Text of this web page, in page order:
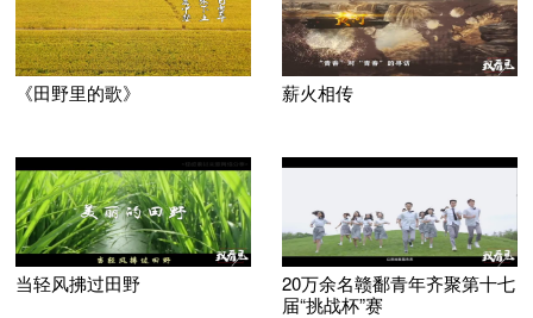
《田野里的歌》 薪火相传
当轻风拂过田野
20万余名赣鄱青年齐聚第十七
届“挑战杯”赛